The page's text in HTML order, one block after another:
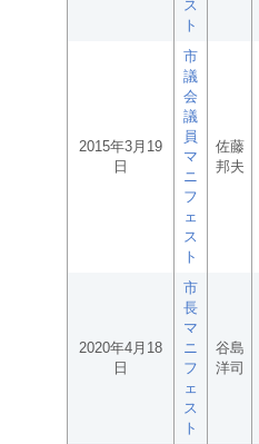
ス
ト
2015年3月19
日
市
議
会
議
員
マ
ニ
フ
ェ
ス
ト
佐藤
邦夫
2020年4月18
日
市
長
マ
ニ
フ
ェ
ス
ト
谷島
洋司